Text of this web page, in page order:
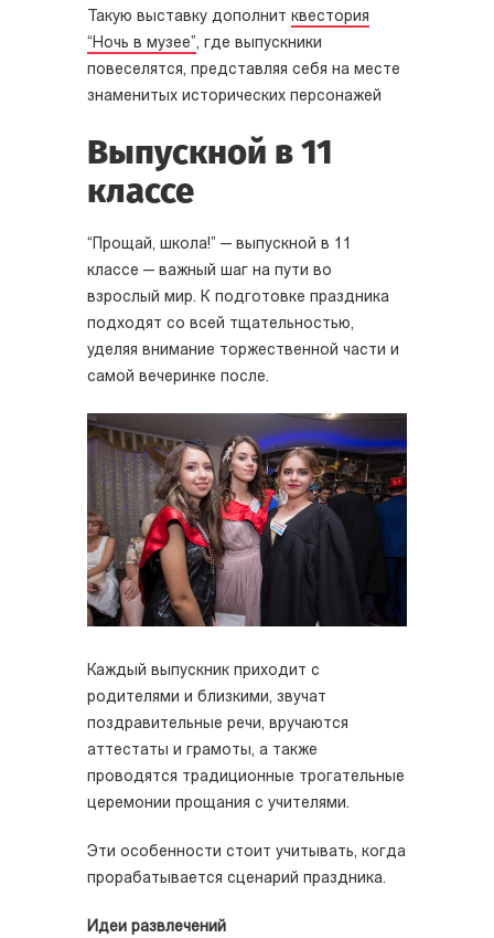
Такую выставку дополнит квестория
“Ночь в музее”, где выпускники
повеселятся, представляя себя на месте
знаменитых исторических персонажей
Выпускной в 11
классе
“Прощай, школа!” — выпускной в 11
классе — важный шаг на пути во
взрослый мир. К подготовке праздника
подходят со всей тщательностью,
уделяя внимание торжественной части и
самой вечеринке после.
Каждый выпускник приходит с
родителями и близкими, звучат
поздравительные речи, вручаются
аттестаты и грамоты, а также
проводятся традиционные трогательные
церемонии прощания с учителями.
Эти особенности стоит учитывать, когда
прорабатывается сценарий праздника.
Идеи развлечений